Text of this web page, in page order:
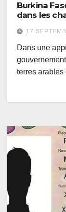
Burkina
dans les
17
Dans une
terres